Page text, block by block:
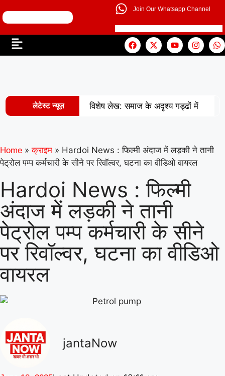
Join Our Whatsapp Channel
लेटेस्ट न्यूज़ विशेष लेख: समाज के अदृश्य गड्ढों में
मिसाल: अपना ‘राज्य युवा पुरस्कार’ युवा शक्ति
को समर्पित करेंगे अमन | वरिष्ठ
शिक्षाविद् डॉ. सत्यवीर सिंह को समग्र शिक्षा
(माध्यमिक) के जिला समन्वयक का प्रभार
| गिनीज वर्ल्ड रिकॉर्ड की खुशी से गूंजा माय
भारत केंद्र, युवाओं ने कहा- यह हमारी पीढ़ी
गर्व से भर उठा यूपी |
Home » क्राइम » Hardoi News : फिल्मी अंदाज में लड़की ने तानी
पेट्रोल पम्प कर्मचारी के सीने पर रिवॉल्वर, घटना का वीडिओ वायरल
Hardoi News : फिल्मी
अंदाज में लड़की ने तानी
पेट्रोल पम्प कर्मचारी के सीने
पर रिवॉल्वर, घटना का वीडिओ
वायरल
jantaNow